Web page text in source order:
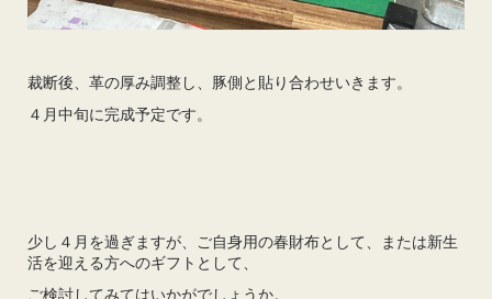
裁断後、革の厚み調整し、豚側と貼り合わせいきます。
４月中旬に完成予定です。
少し４月を過ぎますが、ご自身用の春財布として、または新生
活を迎える方へのギフトとして、
ご検討してみてはいかがでしょうか。